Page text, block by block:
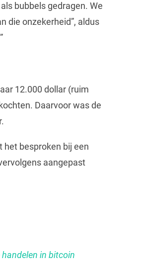
bubbels gedragen. We
die onzekerheid”, aldus
12.000 dollar (ruim
Daarvoor was de
besproken bij een
aangepast
in bitcoin